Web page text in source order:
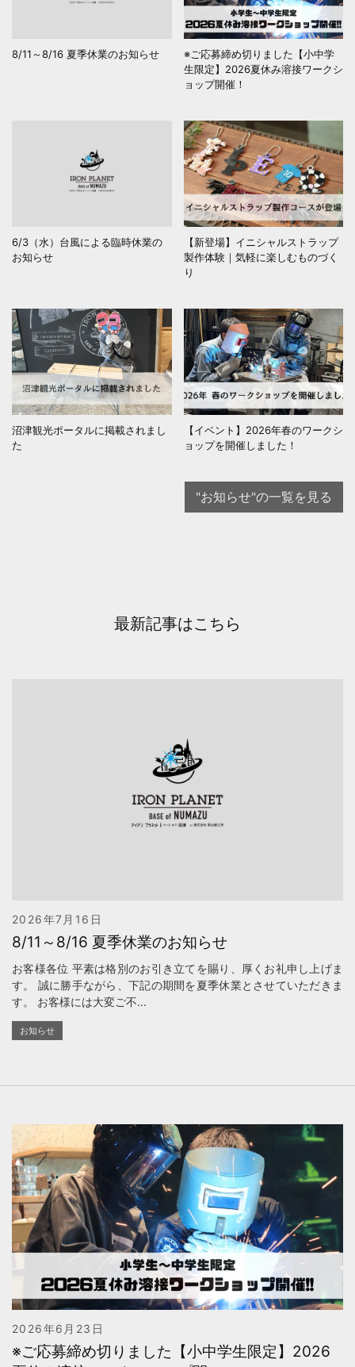
8/11～8/16 夏季休業のお知らせ
※ご応募締め切りました【小中学
生限定】2026夏休み溶接ワークシ
ョップ開催！
6/3（水）台風による臨時休業の
お知らせ
【新登場】イニシャルストラップ
製作体験｜気軽に楽しむものづく
り
沼津観光ポータルに掲載されまし
た
【イベント】2026年春のワークシ
ョップを開催しました！
"お知らせ"の一覧を見る
最新記事はこちら
2026年7月16日
8/11～8/16 夏季休業のお知らせ
お客様各位 平素は格別のお引き立てを賜り、厚くお礼申し上げま
す。 誠に勝手ながら、下記の期間を夏季休業とさせていただきま
す。 お客様には大変ご不...
お知らせ
2026年6月23日
※ご応募締め切りました【小中学生限定】2026